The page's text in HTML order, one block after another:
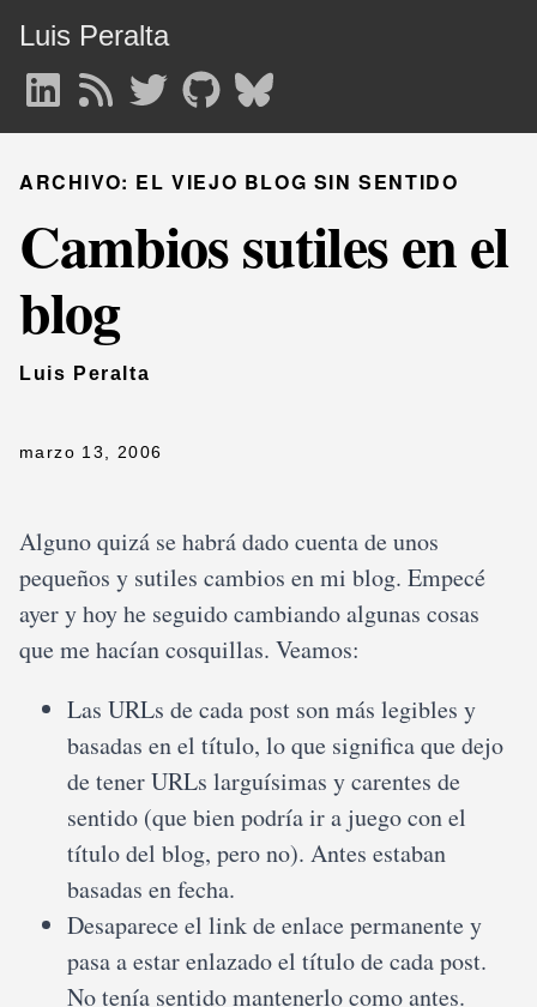
Luis Peralta
ARCHIVO: EL VIEJO BLOG SIN SENTIDO
Cambios sutiles en el
blog
Luis Peralta
marzo 13, 2006
Alguno quizá se habrá dado cuenta de unos
pequeños y sutiles cambios en mi blog. Empecé
ayer y hoy he seguido cambiando algunas cosas
que me hacían cosquillas. Veamos:
Las URLs de cada post son más legibles y
basadas en el título, lo que significa que dejo
de tener URLs larguísimas y carentes de
sentido (que bien podría ir a juego con el
título del blog, pero no). Antes estaban
basadas en fecha.
Desaparece el link de enlace permanente y
pasa a estar enlazado el título de cada post.
No tenía sentido mantenerlo como antes.